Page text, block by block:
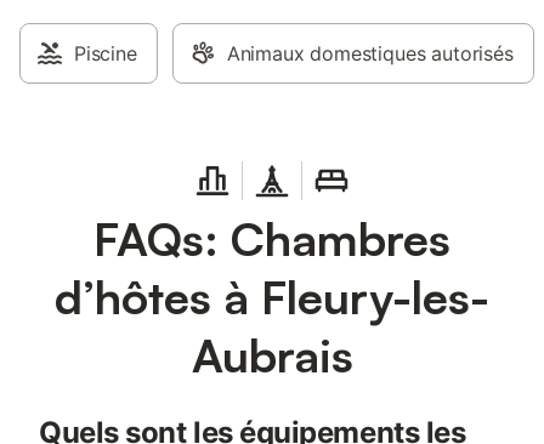
Piscine Animaux domestiques autorisés
FAQs: Chambres
d’hôtes à Fleury-les-
Aubrais
Quels sont les équipements les